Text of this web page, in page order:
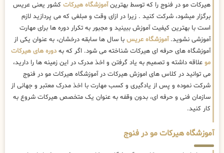
هیرکات مو در فنوج را که توسط بهترینآموزشگاه هیرکات کشور یعنی عریس
برگزار میشود، شرکت کنید . زیرا در ازای وقت و مبلغی که می پردازید لازم
است با بهترین کیفیت آموزش ببینید و مجبور به تکرار دوره ها برای مهارت
آموزشی نشوید.آموزشگاه عریس با سال ها سابقه درخشان، به عنوان یکی از
آموزشگاه های حرفه ای هیرکات شناخته می شود. اگر که بهدوره های هیرکات
مو علاقه داشته و تصمیم به یاد گرفتن و اخذ مدرک در این زمینه ها را دارید،
می توانید در کلاس های اموزش هیرکات در آموزشگاه هیرکات مو در فنوج
شرکت نموده و پس از یادگیری و کسب مهارت با اخذ مدرک معتبر و جهانی از
سازمان فنی و حرفه ای، بدون وقفه به عنوان یک متخصص هیرکات شروع به
کار کنید.
آموزشگاه هیرکات مو در فنوج